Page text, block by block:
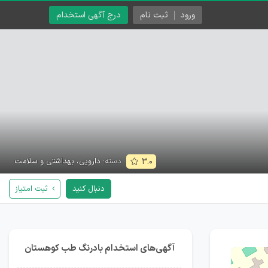
درج آگهی استخدام ورود ثبت نام
۳.۰ دسته: دارویی، بهداشتی و سلامت
دنبال کنید ثبت امتیاز
آگهی‌های استخدام بادرنگ طب کوهستان